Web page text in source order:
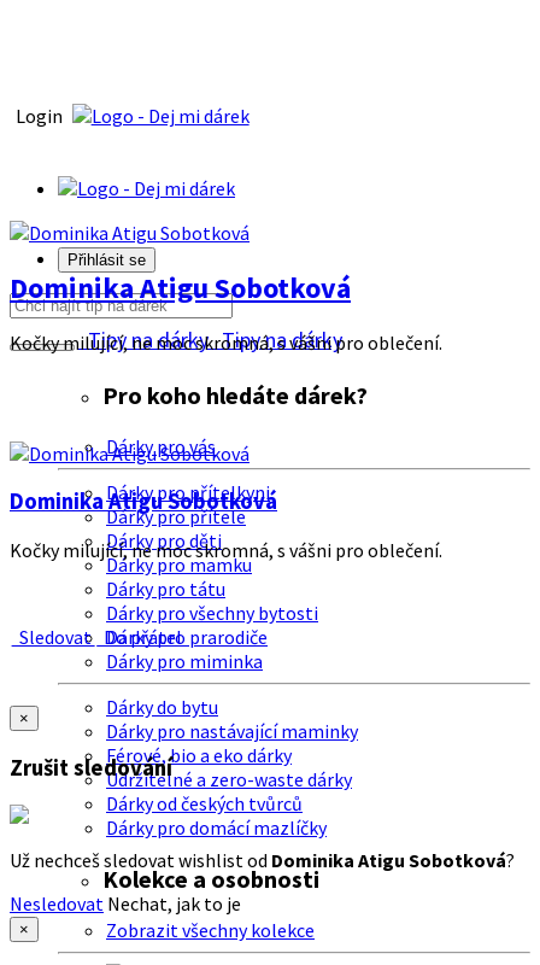
Login
Přihlásit se
Tipy na dárkyTipy na dárky
Pro koho hledáte dárek?
Dárky pro vás
Dárky pro přítelkyni
Dárky pro přítele
Dárky pro děti
Dárky pro mamku
Dárky pro tátu
Dárky pro všechny bytosti
Dárky pro prarodiče
Dárky pro miminka
Dárky do bytu
Dárky pro nastávající maminky
Férové, bio a eko dárky
Udržitelné a zero-waste dárky
Dárky od českých tvůrců
Dárky pro domácí mazlíčky
Kolekce a osobnosti
Zobrazit všechny kolekce
Dominika Atigu Sobotková
Kočky milující, ne moc skromná, s vášni pro oblečení.
Dominika Atigu Sobotková
Kočky milující, ne moc skromná, s vášni pro oblečení.
Sledovat Do přátel
×
Zrušit sledování
Už nechceš sledovat wishlist od Dominika Atigu Sobotková?
Nesledovat Nechat, jak to je
×